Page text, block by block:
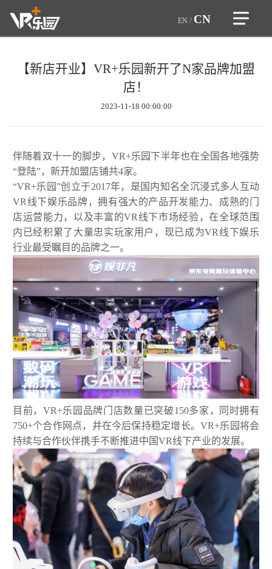
VR+乐
EN / CN
自研精品
企业荣誉
游戏和设备
行业优势
游戏类型
服务内容
企业荣誉
玩家热评
VR越野狂飙
VR竞技机台
赛车机台
音游机台
大空间
VR射击房
游戏展示 >
自研精品
育碧游戏
ARVI
全球门店 >
新闻资讯 >
联系我们 >
【新店开业】VR+乐园新开了N家品牌加盟
店！
2023-11-18 00:00:00
伴随着双十一的脚步，VR+乐园下半年也在全国各地强势
“登陆”，新开加盟店铺共4家。
“VR+乐园”创立于2017年，是国内知名全沉浸式多人互动
VR线下娱乐品牌，拥有强大的产品开发能力、成熟的门
店运营能力，以及丰富的VR线下市场经验，在全球范围
内已经积累了大量忠实玩家用户，现已成为VR线下娱乐
行业最受瞩目的品牌之一。
目前，VR+乐园品牌门店数量已突破150多家，同时拥有
750+个合作网点，并在今后保持稳定增长。VR+乐园将会
持续与合作伙伴携手不断推进中国VR线下产业的发展。